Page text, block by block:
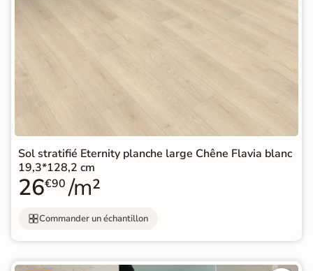
Sol stratifié Eternity planche large Chêne Flavia blanc
19,3*128,2 cm
26€90 /m²
Commander un échantillon